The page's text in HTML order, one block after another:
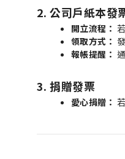
2. 公司戶紙本發
開立流程：
領取方式：
報帳提醒：
3. 捐贈發票
愛心捐贈：